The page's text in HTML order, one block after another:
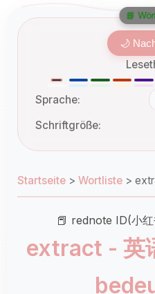
🌙
Sprache:
Schriftgröße:
Startseite > Wortliste >
📕 rednote ID(小
extract - 英
📘